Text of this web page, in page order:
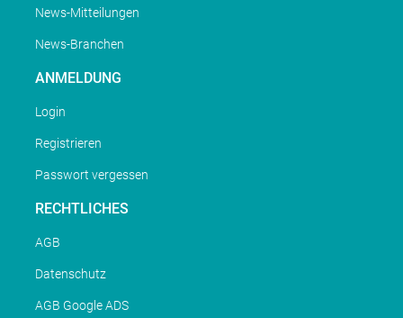
News-Mitteilungen
News-Branchen
ANMELDUNG
Login
Registrieren
Passwort vergessen
RECHTLICHES
AGB
Datenschutz
AGB Google ADS